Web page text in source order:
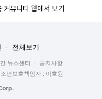
뮤니티 웹에서 보기
전체보기
뉴스센터
공지사항
년보호책임자 : 이호원